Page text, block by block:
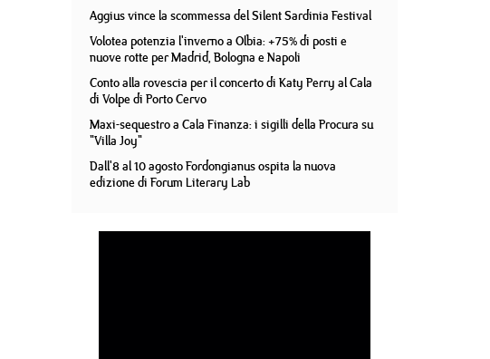
Aggius vince la scommessa del Silent Sardinia Festival
Volotea potenzia l'inverno a Olbia: +75% di posti e
nuove rotte per Madrid, Bologna e Napoli
Conto alla rovescia per il concerto di Katy Perry al Cala
di Volpe di Porto Cervo
Maxi-sequestro a Cala Finanza: i sigilli della Procura su
"Villa Joy"
Dall'8 al 10 agosto Fordongianus ospita la nuova
edizione di Forum Literary Lab